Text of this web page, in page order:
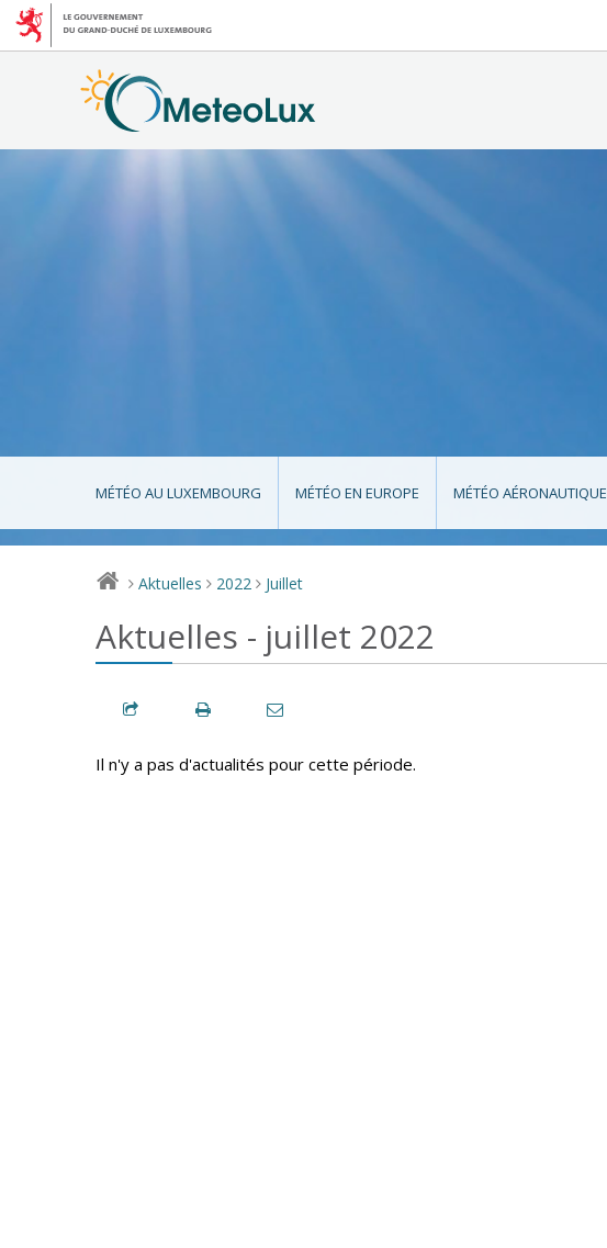
MÉTÉO AU LUXEMBOURG MÉTÉO EN EUROPE MÉTÉO AÉRONAUTIQUE
> Aktuelles > 2022 > Juillet
Aktuelles - juillet 2022
Il n'y a pas d'actualités pour cette période.